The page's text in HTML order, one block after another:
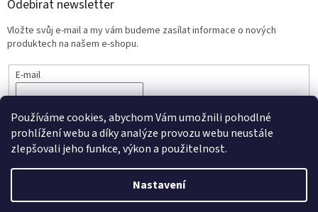
Používáme cookies, abychom Vám umožnili pohodlné
prohlížení webu a díky analýze provozu webu neustále
zlepšovali jeho funkce, výkon a použitelnost.
Nastavení
Odebírat newsletter
Vložte svůj e-mail a my vám budeme zasílat informace o nových
produktech na našem e-shopu.
E-mail
PŘIHLÁSIT SE